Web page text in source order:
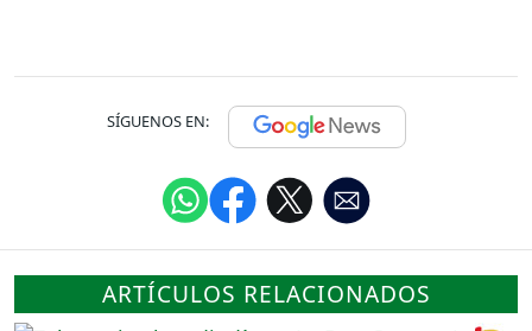
SÍGUENOS EN:
ARTÍCULOS RELACIONADOS